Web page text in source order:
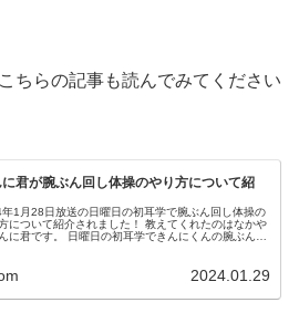
ちらの記事も読んでみてください
に君が腕ぶん回し体操のやり方について紹
1月28日放送の日曜日の初耳学で腕ぶん回し体操の
について紹介されました！ 教えてくれたのはなかや
に君です。 日曜日の初耳学できんにくんの腕ぶん回
2024.01.29